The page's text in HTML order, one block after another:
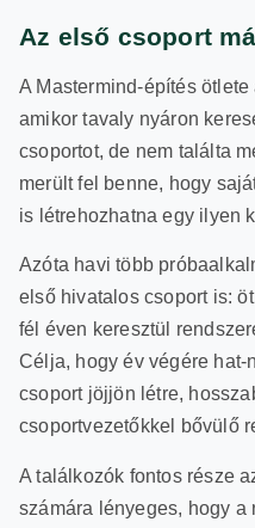
Az első csoport
A Mastermind-építés
amikor tavaly nyáron
csoportot, de nem találta
merült fel benne, hogy
is létrehozhatna egy ilyen
Azóta havi több
első hivatalos csoport is:
fél éven keresztül
Célja, hogy év végére hat-
csoport jöjjön létre,
csoportvezetőkkel bővülő
A találkozók fontos része
számára lényeges, hogy